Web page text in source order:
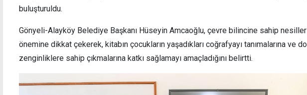
buluşturuldu.
Gönyeli-Alayköy Belediye Başkanı Hüseyin Amcaoğlu, çevre bilincine sahip
önemine dikkat çekerek, kitabın çocukların yaşadıkları coğrafyayı tanımalarına ve
zenginliklere sahip çıkmalarına katkı sağlamayı amaçladığını belirtti.
Murat Kekilli, hayranı Derviş Çiko ile bir
araya geldi
64'üncü